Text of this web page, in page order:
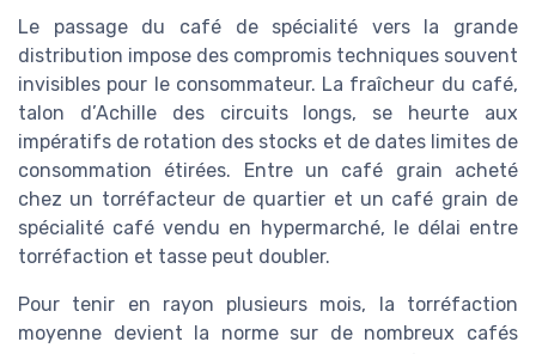
Le passage du café de spécialité vers la grande
distribution impose des compromis techniques souvent
invisibles pour le consommateur. La fraîcheur du café,
talon d’Achille des circuits longs, se heurte aux
impératifs de rotation des stocks et de dates limites de
consommation étirées. Entre un café grain acheté
chez un torréfacteur de quartier et un café grain de
spécialité café vendu en hypermarché, le délai entre
torréfaction et tasse peut doubler.
Pour tenir en rayon plusieurs mois, la torréfaction
moyenne devient la norme sur de nombreux cafés